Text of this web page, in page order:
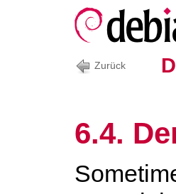
Zurück
6.4.